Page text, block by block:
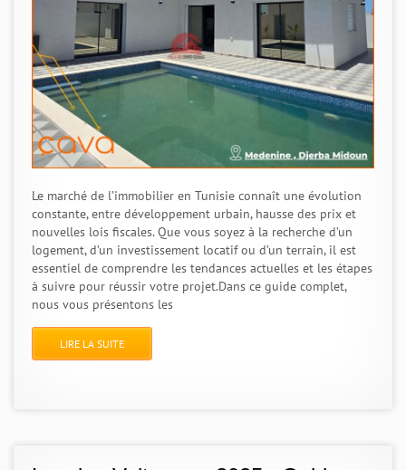
Le marché de l’immobilier en Tunisie connaît une évolution
constante, entre développement urbain, hausse des prix et
nouvelles lois fiscales. Que vous soyez à la recherche d’un
logement, d’un investissement locatif ou d’un terrain, il est
essentiel de comprendre les tendances actuelles et les étapes
à suivre pour réussir votre projet.Dans ce guide complet,
nous vous présentons les
LIRE LA SUITE